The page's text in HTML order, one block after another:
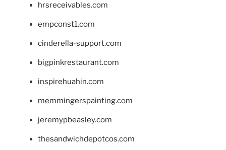
hrsreceivables.com
empconst1.com
cinderella-support.com
bigpinkrestaurant.com
inspirehuahin.com
memmingerspainting.com
jeremypbeasley.com
thesandwichdepotcos.com